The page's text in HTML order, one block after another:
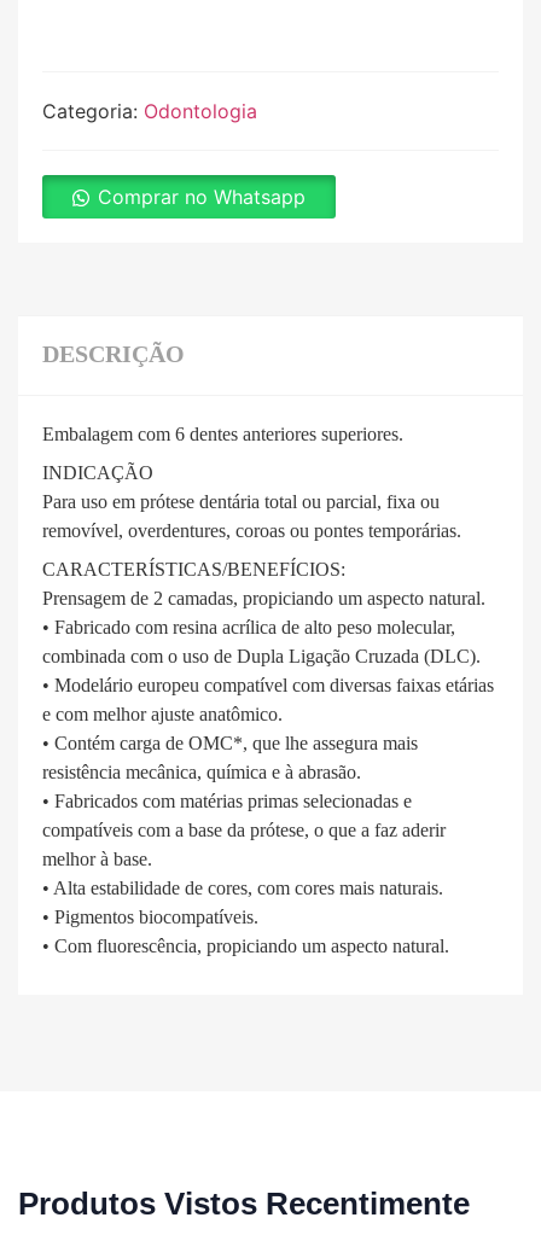
Categoria: Odontologia
Comprar no Whatsapp
DESCRIÇÃO
Embalagem com 6 dentes anteriores superiores.
INDICAÇÃO
Para uso em prótese dentária total ou parcial, fixa ou
removível, overdentures, coroas ou pontes temporárias.
CARACTERÍSTICAS/BENEFÍCIOS:
Prensagem de 2 camadas, propiciando um aspecto natural.
• Fabricado com resina acrílica de alto peso molecular,
combinada com o uso de Dupla Ligação Cruzada (DLC).
• Modelário europeu compatível com diversas faixas etárias
e com melhor ajuste anatômico.
• Contém carga de OMC*, que lhe assegura mais
resistência mecânica, química e à abrasão.
• Fabricados com matérias primas selecionadas e
compatíveis com a base da prótese, o que a faz aderir
melhor à base.
• Alta estabilidade de cores, com cores mais naturais.
• Pigmentos biocompatíveis.
• Com fluorescência, propiciando um aspecto natural.
Produtos Vistos Recentimente